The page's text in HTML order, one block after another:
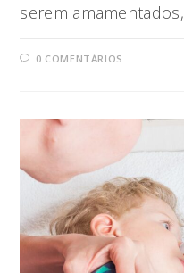
serem
0 COMENTÁRIOS